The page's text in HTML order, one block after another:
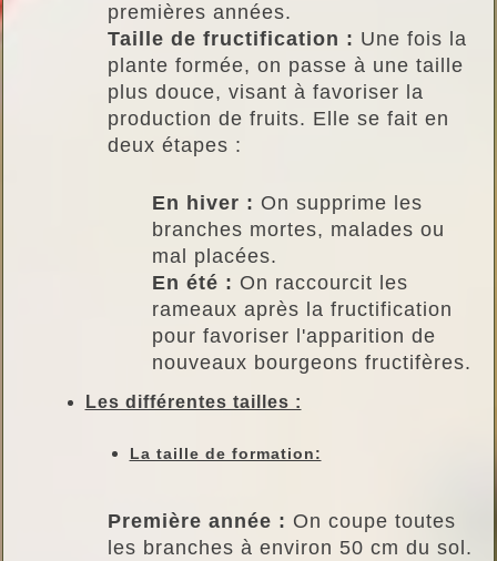
premières années.
Taille de fructification : Une fois la
plante formée, on passe à une taille
plus douce, visant à favoriser la
production de fruits. Elle se fait en
deux étapes :
En hiver : On supprime les
branches mortes, malades ou
mal placées.
En été : On raccourcit les
rameaux après la fructification
pour favoriser l'apparition de
nouveaux bourgeons fructifères.
Les différentes tailles :
La taille de formation:
Première année : On coupe toutes
les branches à environ 50 cm du sol.